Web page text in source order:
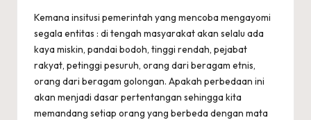
Kemana insitusi pemerintah yang mencoba mengayomi
segala entitas : di tengah masyarakat akan selalu ada
kaya miskin, pandai bodoh, tinggi rendah, pejabat
rakyat, petinggi pesuruh, orang dari beragam etnis,
orang dari beragam golongan. Apakah perbedaan ini
akan menjadi dasar pertentangan sehingga kita
memandang setiap orang yang berbeda dengan mata